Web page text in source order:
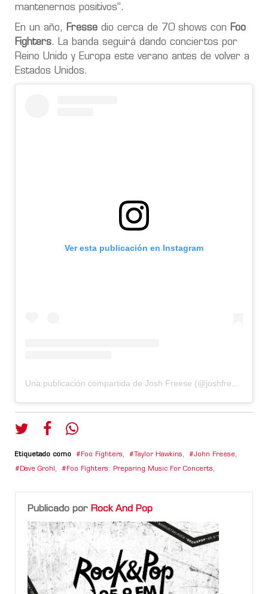
mantenernos positivos”.
En un año, Fresse dio cerca de 70 shows con Foo
Fighters. La banda seguirá dando conciertos por
Reino Unido y Europa este verano antes de volver a
Estados Unidos.
Ver esta publicación en Instagram
Etiquetado como Foo Fighters, Taylor Hawkins, John Freese,
Dave Grohl , Foo Fighters: Preparing Music For Concerts,
Publicado por Rock And Pop